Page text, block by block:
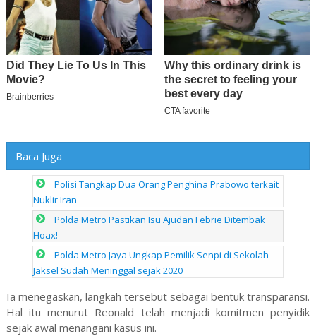
Baca Juga
Polisi Tangkap Dua Orang Penghina Prabowo terkait
Nuklir Iran
Polda Metro Pastikan Isu Ajudan Febrie Ditembak
Hoax!
Polda Metro Jaya Ungkap Pemilik Senpi di Sekolah
Jaksel Sudah Meninggal sejak 2020
Ia menegaskan, langkah tersebut sebagai bentuk transparansi.
Hal itu menurut Reonald telah menjadi komitmen penyidik
sejak awal menangani kasus ini.